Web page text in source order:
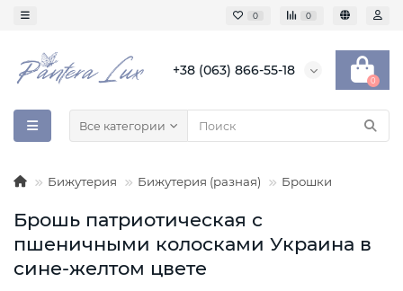
0 0
+38 (063) 866-55-18
0
Все категории
Бижутерия Бижутерия (разная) Брошки
Брошь патриотическая с
пшеничными колосками Украина в
сине-желтом цвете